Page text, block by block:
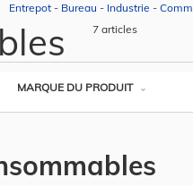
Entrepot - Bureau - Industrie -
MARQUE DU PRODUIT
7 articles